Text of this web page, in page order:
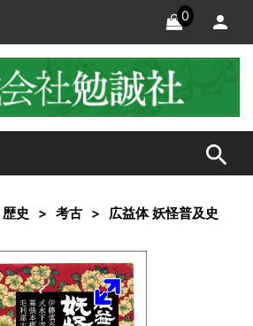
0
search
歴史 考古 広益体 妖怪普及史